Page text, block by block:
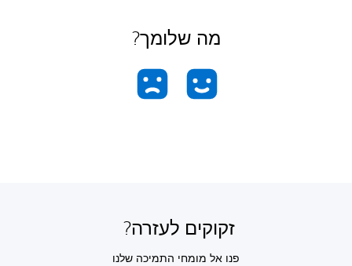
מה שלומך?
זקוקים לעזרה?
פנו אל מומחי התמיכה שלנו